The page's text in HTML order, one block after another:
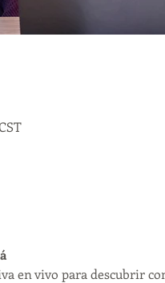
en vivo para descubrir